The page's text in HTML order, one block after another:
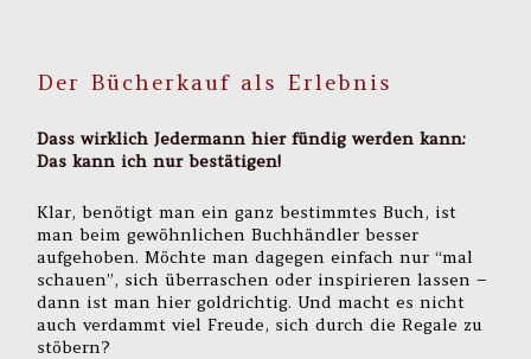
Der Bücherkauf als Erlebnis
Dass wirklich Jedermann hier fündig werden kann:
Das kann ich nur bestätigen!
Klar, benötigt man ein ganz bestimmtes Buch, ist
man beim gewöhnlichen Buchhändler besser
aufgehoben. Möchte man dagegen einfach nur “mal
schauen”, sich überraschen oder inspirieren lassen –
dann ist man hier goldrichtig. Und macht es nicht
auch verdammt viel Freude, sich durch die Regale zu
stöbern?